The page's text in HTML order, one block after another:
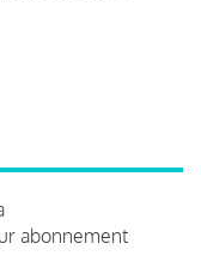
abonnement